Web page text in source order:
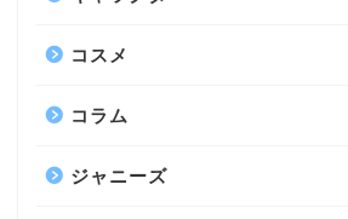
コスメ
コラム
ジャニーズ